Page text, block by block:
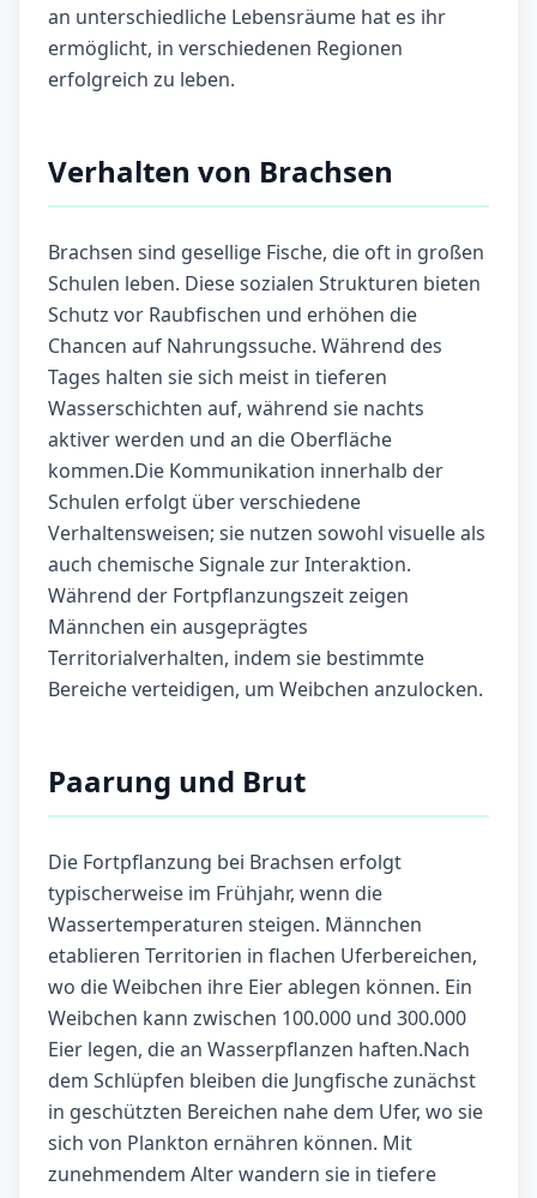
an unterschiedliche Lebensräume hat es ihr
ermöglicht, in verschiedenen Regionen
erfolgreich zu leben.
Verhalten von Brachsen
Brachsen sind gesellige Fische, die oft in großen
Schulen leben. Diese sozialen Strukturen bieten
Schutz vor Raubfischen und erhöhen die
Chancen auf Nahrungssuche. Während des
Tages halten sie sich meist in tieferen
Wasserschichten auf, während sie nachts
aktiver werden und an die Oberfläche
kommen.Die Kommunikation innerhalb der
Schulen erfolgt über verschiedene
Verhaltensweisen; sie nutzen sowohl visuelle als
auch chemische Signale zur Interaktion.
Während der Fortpflanzungszeit zeigen
Männchen ein ausgeprägtes
Territorialverhalten, indem sie bestimmte
Bereiche verteidigen, um Weibchen anzulocken.
Paarung und Brut
Die Fortpflanzung bei Brachsen erfolgt
typischerweise im Frühjahr, wenn die
Wassertemperaturen steigen. Männchen
etablieren Territorien in flachen Uferbereichen,
wo die Weibchen ihre Eier ablegen können. Ein
Weibchen kann zwischen 100.000 und 300.000
Eier legen, die an Wasserpflanzen haften.Nach
dem Schlüpfen bleiben die Jungfische zunächst
in geschützten Bereichen nahe dem Ufer, wo sie
sich von Plankton ernähren können. Mit
zunehmendem Alter wandern sie in tiefere